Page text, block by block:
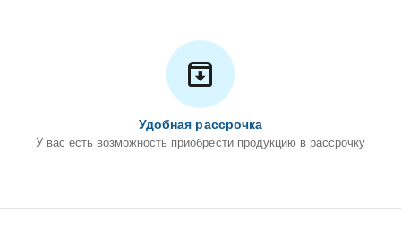
Удобная рассрочка
У вас есть возможность приобрести продукцию в рассрочку